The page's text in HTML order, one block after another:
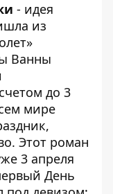
- идея
из
Ванны
до 3
мире
Этот роман
3 апреля
День